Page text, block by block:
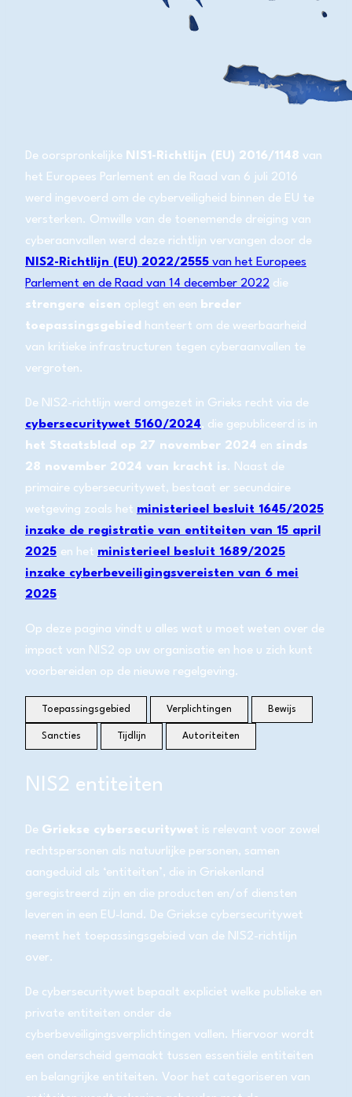
De oorspronkelijke NIS1-Richtlijn (EU) 2016/1148 van
het Europees Parlement en de Raad van 6 juli 2016
werd ingevoerd om de cyberveiligheid binnen de EU te
versterken. Omwille van de toenemende dreiging van
cyberaanvallen werd deze richtlijn vervangen door de
NIS2-Richtlijn (EU) 2022/2555 van het Europees
Parlement en de Raad van 14 december 2022 die
strengere eisen oplegt en een breder
toepassingsgebied hanteert om de weerbaarheid
van kritieke infrastructuren tegen cyberaanvallen te
vergroten.
De NIS2-richtlijn werd omgezet in Grieks recht via de
cybersecuritywet 5160/2024, die gepubliceerd is in
het Staatsblad op 27 november 2024 en sinds
28 november 2024 van kracht is. Naast de
primaire cybersecuritywet, bestaat er secundaire
wetgeving zoals het ministerieel besluit 1645/2025
inzake de registratie van entiteiten van 15 april
2025 en het ministerieel besluit 1689/2025
inzake cyberbeveiligingsvereisten van 6 mei
2025.
Op deze pagina vindt u alles wat u moet weten over de
impact van NIS2 op uw organisatie en hoe u zich kunt
voorbereiden op de nieuwe regelgeving.
Toepassingsgebied Verplichtingen Bewijs
Sancties Tijdlijn Autoriteiten
NIS2 entiteiten
De Griekse cybersecuritywet is relevant voor zowel
rechtspersonen als natuurlijke personen, samen
aangeduid als ‘entiteiten’, die in Griekenland
geregistreerd zijn en die producten en/of diensten
leveren in een EU-land. De Griekse cybersecuritywet
neemt het toepassingsgebied van de NIS2-richtlijn
over.
De cybersecuritywet bepaalt expliciet welke publieke en
private entiteiten onder de
cyberbeveiligingsverplichtingen vallen. Hiervoor wordt
een onderscheid gemaakt tussen essentiële entiteiten
en belangrijke entiteiten. Voor het categoriseren van